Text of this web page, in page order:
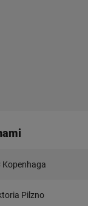
Kopenhaga
Pilzno